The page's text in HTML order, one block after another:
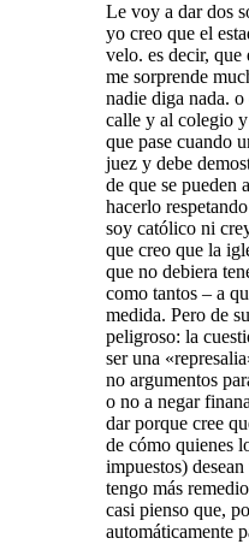
Le voy a dar dos
yo creo que el
velo. es decir, que
me sorprende
nadie diga nada.
calle y al colegio
que pase cuando
juez y debe
de que se pueden
hacerlo
soy católico ni
que creo que la
que no debiera
como tantos – a
medida. Pero de
peligroso: la
ser una
no argumentos
o no a negar
dar porque cree
de cómo quienes
impuestos)
tengo más
casi pienso que,
automáticamente